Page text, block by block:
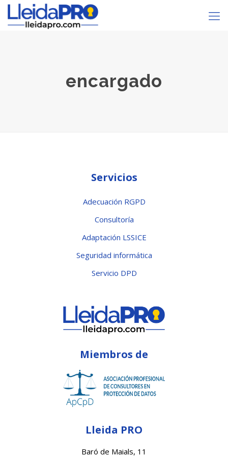
encargado
Servicios
Adecuación RGPD
Consultoría
Adaptación LSSICE
Seguridad informática
Servicio DPD
Miembros de
Lleida PRO
Baró de Maials, 11